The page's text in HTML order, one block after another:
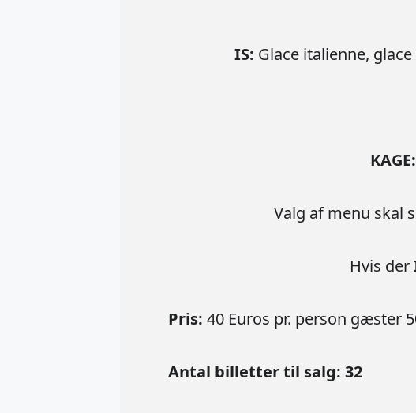
IS: Glace italienne,
KAGE:
Valg af menu skal
Hvis der
Pris: 40 Euros pr. person gæster
Antal billetter til salg: 32